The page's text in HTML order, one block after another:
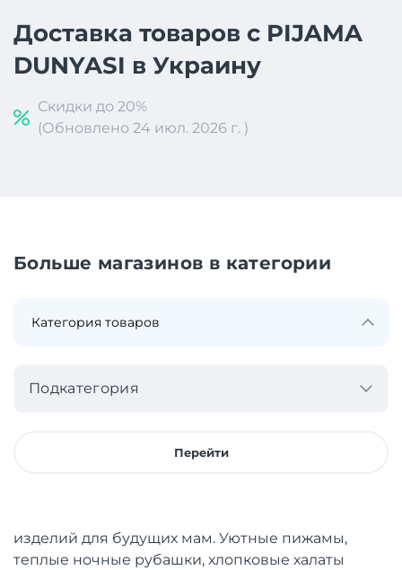
Доставка товаров с PIJAMA
DUNYASI в Украину
Скидки до 20%
(Обновлено 24 июл. 2026 г. )
Больше магазинов в категории
Подкатегория
Перейти
изделий для будущих мам. Уютные пижамы,
теплые ночные рубашки, хлопковые халаты